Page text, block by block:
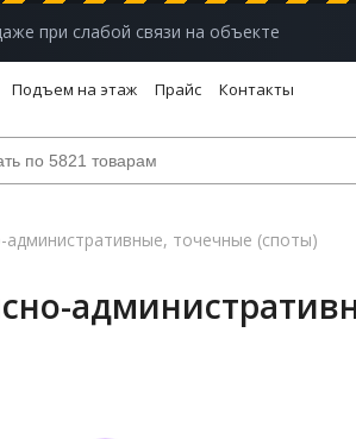
при слабой связи на объекте
Подъем на этаж Прайс Контакты
точечные (споты)